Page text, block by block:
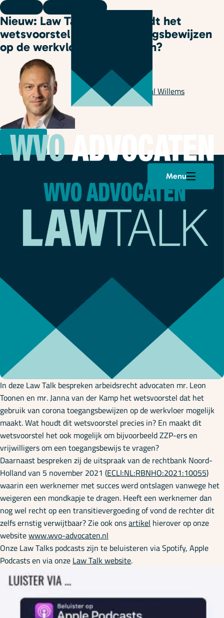
Menu
Onze specialisaties
Cursussen
Podcasts
Over ons
Plan een afspraak
Nieuw: Law Talk 11: Wat houdt het
wetsvoorstel Corona toegangsbewijzen
op de werkvloer nu precies in?
Geschreven doorPascal Willems
In deze Law Talk bespreken arbeidsrecht advocaten mr. Leon
Toonen en mr. Janna van der Kamp het wetsvoorstel dat het
gebruik van corona toegangsbewijzen op de werkvloer mogelijk
maakt. Wat houdt dit wetsvoorstel precies in? En maakt dit
wetsvoorstel het ook mogelijk om bijvoorbeeld ZZP-ers en
vrijwilligers om een toegangsbewijs te vragen?
Daarnaast bespreken zij de uitspraak van de rechtbank Noord-
Holland van 5 november 2021 (ECLI:NL:RBNHO:2021:10055)
waarin een werknemer met succes werd ontslagen vanwege het
weigeren een mondkapje te dragen. Heeft een werknemer dan
nog wel recht op een transitievergoeding of vond de rechter dit
zelfs ernstig verwijtbaar? Zie ook onsartikelhierover op onze
websitewww.wvo-advocaten.nl
Onze Law Talks podcasts zijn te beluisteren via Spotify, Apple
Podcasts en via onzeLaw Talk website.